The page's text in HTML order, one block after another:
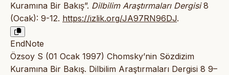
Kuramına Bir Bakış”. Dilbilim Araştırmaları Dergisi8
(Ocak): 9-12. https://izlik.org/JA97RN96DJ.
EndNote
Özsoy S (01 Ocak 1997) Chomsky’nin Sözdizim
Kuramına Bir Bakış. Dilbilim Araştırmaları Dergisi 8 9–